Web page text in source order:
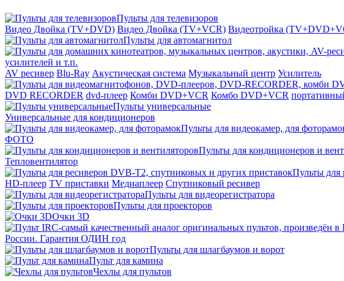
Пульты для телевизоров
Видео Двойка (TV+DVD) Видео Двойка (TV+VCR) Видеотройка
Пульты для автомагнитол
усилителей и т.п.
AV ресивер Blu-Ray Акустическая система Музыкальный центр Усилитель
DVD RECORDER dvd-плеер Комби DVD+VCR Комбо DVD+VCR
Пульты универсальные
Универсальные для кондиционеров
Пульты для видеокамер, для
ФОТО
Пульты для кондиционеров и
Тепловентилятор
Пульты для
HD-плеер TV приставки Медиаплеер Спутниковый ресивер
Пульты для видеорегистратора
Пульты для проекторов
Очки 3D
России. Гарантия ОДИН год
Пульты для шлагбаумов и ворот
Пульт для камина
Чехлы для пультов